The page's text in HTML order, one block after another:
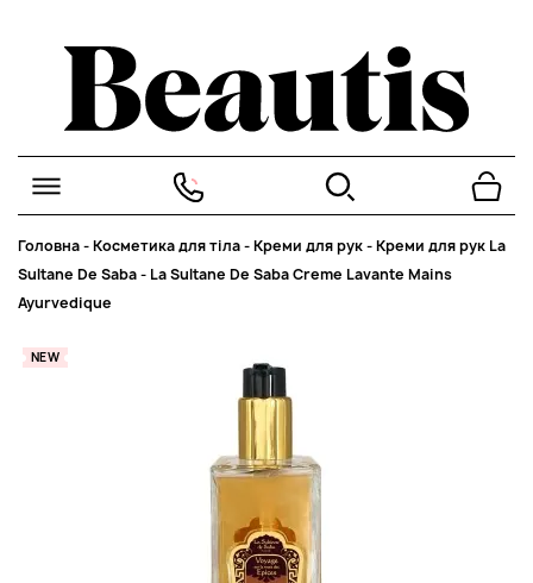
Головна-Косметика для тіла-Креми для рук-Креми для рук La
Sultane De Saba- La Sultane De Saba Creme Lavante Mains
Ayurvedique
NEW